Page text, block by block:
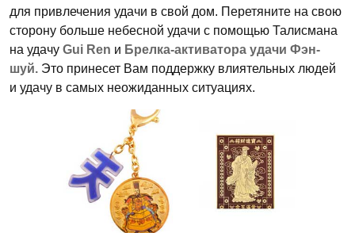
для привлечения удачи в свой дом. Перетяните на свою
сторону больше небесной удачи с помощью Талисмана
на удачу Gui Ren и Брелка-активатора удачи Фэн-
шуй. Это принесет Вам поддержку влиятельных людей
и удачу в самых неожиданных ситуациях.